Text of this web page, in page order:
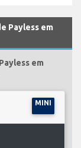
Payless em
em
MINI